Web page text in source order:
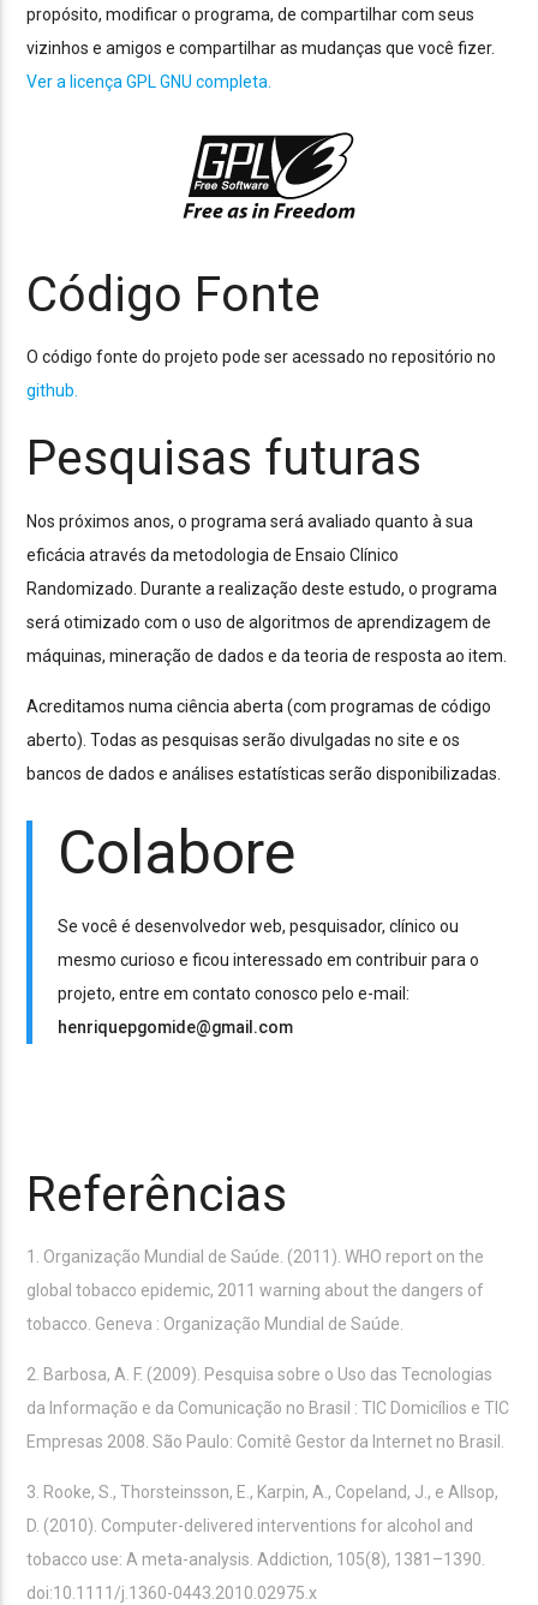
propósito, modificar o programa, de compartilhar com seus
vizinhos e amigos e compartilhar as mudanças que você fizer.
Ver a licença GPL GNU completa.
Código Fonte
O código fonte do projeto pode ser acessado no repositório no
github.
Pesquisas futuras
Nos próximos anos, o programa será avaliado quanto à sua
eficácia através da metodologia de Ensaio Clínico
Randomizado. Durante a realização deste estudo, o programa
será otimizado com o uso de algoritmos de aprendizagem de
máquinas, mineração de dados e da teoria de resposta ao item.
Acreditamos numa ciência aberta (com programas de código
aberto). Todas as pesquisas serão divulgadas no site e os
bancos de dados e análises estatísticas serão disponibilizadas.
Colabore
Se você é desenvolvedor web, pesquisador, clínico ou
mesmo curioso e ficou interessado em contribuir para o
projeto, entre em contato conosco pelo e-mail:
henriquepgomide@gmail.com
Referências
1. Organização Mundial de Saúde. (2011). WHO report on the
global tobacco epidemic, 2011 warning about the dangers of
tobacco. Geneva : Organização Mundial de Saúde.
2. Barbosa, A. F. (2009). Pesquisa sobre o Uso das Tecnologias
da Informação e da Comunicação no Brasil : TIC Domicílios e TIC
Empresas 2008. São Paulo: Comitê Gestor da Internet no Brasil.
3. Rooke, S., Thorsteinsson, E., Karpin, A., Copeland, J., e Allsop,
D. (2010). Computer-delivered interventions for alcohol and
tobacco use: A meta-analysis. Addiction, 105(8), 1381–1390.
doi:10.1111/j.1360-0443.2010.02975.x